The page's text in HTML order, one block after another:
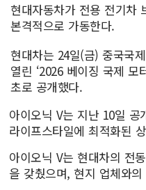
현대자동차가 전용 전기차
본격적으로 가동한다.
현대차는 24일(금) 중국
열린 ‘2026 베이징 국제
초로 공개했다.
아이오닉 V는 지난 10일 공
라이프스타일에 최적화된
아이오닉 V는 현대차의 전
을 갖췄으며, 현지 업체와